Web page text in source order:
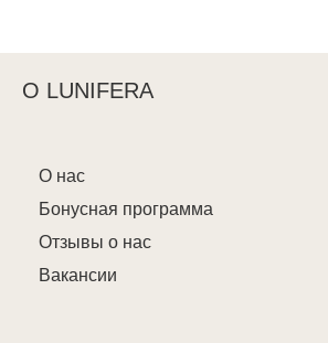
О LUNIFERA
О нас
Бонусная программа
Отзывы о нас
Вакансии